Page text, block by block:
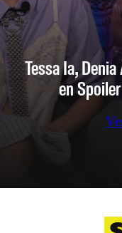
Tessa Ia,
en